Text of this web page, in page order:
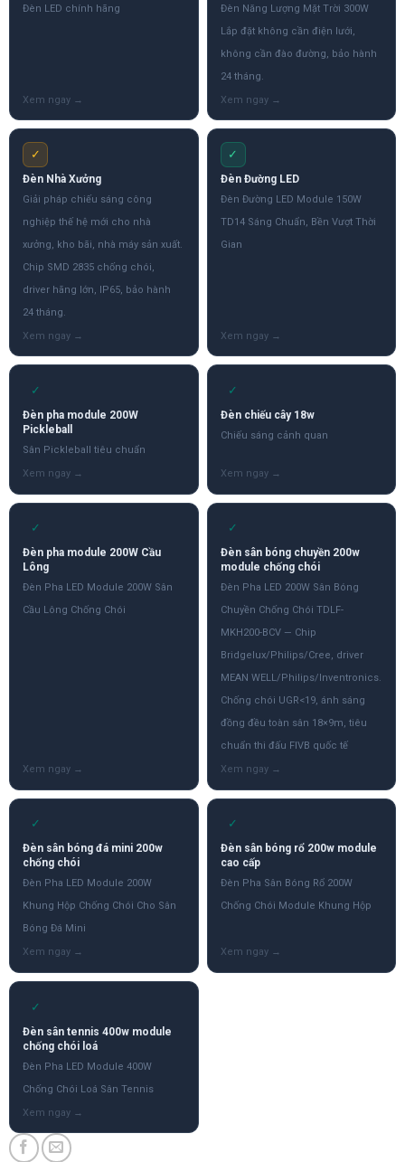
Đèn LED chính hãng
Đèn Năng Lượng Mặt Trời 300W
Lắp đặt không cần điện lưới,
không cần đào đường, bảo hành
24 tháng.
✓
Đèn Nhà Xưởng
Giải pháp chiếu sáng công
nghiệp thế hệ mới cho nhà
xưởng, kho bãi, nhà máy sản xuất.
Chip SMD 2835 chống chói,
driver hãng lớn, IP65, bảo hành
24 tháng.
✓
Đèn Đường LED
Đèn Đường LED Module 150W
TD14 Sáng Chuẩn, Bền Vượt Thời
Gian
✓
Đèn pha module 200W
Pickleball
Sân Pickleball tiêu chuẩn
✓
Đèn chiếu cây 18w
Chiếu sáng cảnh quan
✓
Đèn pha module 200W Cầu
Lông
Đèn Pha LED Module 200W Sân
Cầu Lông Chống Chói
✓
Đèn sân bóng chuyền 200w
module chống chói
Đèn Pha LED 200W Sân Bóng
Chuyền Chống Chói TDLF-
MKH200-BCV — Chip
Bridgelux/Philips/Cree, driver
MEAN WELL/Philips/Inventronics.
Chống chói UGR<19, ánh sáng
đồng đều toàn sân 18×9m, tiêu
chuẩn thi đấu FIVB quốc tế
✓
Đèn sân bóng đá mini 200w
chống chói
Đèn Pha LED Module 200W
Khung Hộp Chống Chói Cho Sân
Bóng Đá Mini
✓
Đèn sân bóng rổ 200w module
cao cấp
Đèn Pha Sân Bóng Rổ 200W
Chống Chói Module Khung Hộp
✓
Đèn sân tennis 400w module
chống chói loá
Đèn Pha LED Module 400W
Chống Chói Loá Sân Tennis